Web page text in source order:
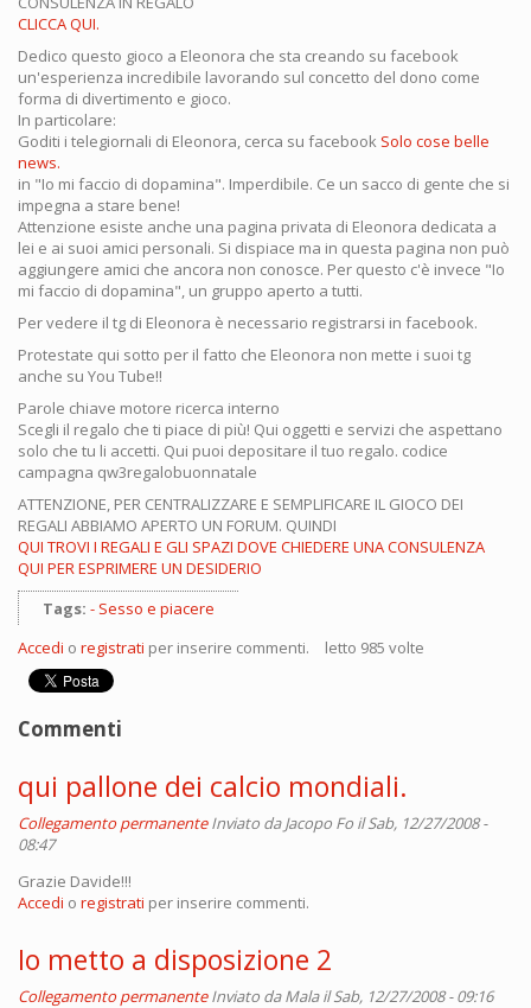
CLICCA QUI.
Dedico questo gioco a Eleonora che sta creando su facebook
un'esperienza incredibile lavorando sul concetto del dono come
forma di divertimento e gioco.
In particolare:
Goditi i telegiornali di Eleonora, cerca su facebook Solo cose belle
news.
in "Io mi faccio di dopamina". Imperdibile. Ce un sacco di gente che si
impegna a stare bene!
Attenzione esiste anche una pagina privata di Eleonora dedicata a
lei e ai suoi amici personali. Si dispiace ma in questa pagina non può
aggiungere amici che ancora non conosce. Per questo c'è invece "Io
mi faccio di dopamina", un gruppo aperto a tutti.
Per vedere il tg di Eleonora è necessario registrarsi in facebook.
Protestate qui sotto per il fatto che Eleonora non mette i suoi tg
anche su You Tube!!
Parole chiave motore ricerca interno
Scegli il regalo che ti piace di più! Qui oggetti e servizi che aspettano
solo che tu li accetti. Qui puoi depositare il tuo regalo. codice
campagna qw3regalobuonnatale
ATTENZIONE, PER CENTRALIZZARE E SEMPLIFICARE IL GIOCO DEI
REGALI ABBIAMO APERTO UN FORUM. QUINDI
QUI TROVI I REGALI E GLI SPAZI DOVE CHIEDERE UNA CONSULENZA
QUI PER ESPRIMERE UN DESIDERIO
Tags:
Sesso e piacere
Accedi o registrati per inserire commenti. letto 985 volte
Commenti
qui pallone dei calcio mondiali.
Collegamento permanente Inviato daJacopo Fo il Sab, 12/27/2008 -
08:47
Grazie Davide!!!
Accedi o registrati per inserire commenti.
Io metto a disposizione 2
Collegamento permanente Inviato daMalail Sab, 12/27/2008 - 09:16